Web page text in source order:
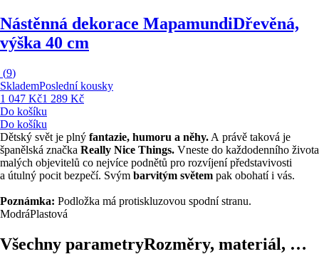
Nástěnná dekorace MapamundiDřevěná,
výška 40 cm
(9)
SklademPoslední kousky
1 047 Kč1 289 Kč
Do košíku
Do košíku
Dětský svět je plný fantazie, humoru a něhy. A právě taková je
španělská značka Really Nice Things. Vneste do každodenního života
malých objevitelů co nejvíce podnětů pro rozvíjení představivosti
a útulný pocit bezpečí. Svým barvitým světem pak obohatí i vás.
Poznámka: Podložka má protiskluzovou spodní stranu.
ModráPlastová
Všechny parametryRozměry, materiál, …